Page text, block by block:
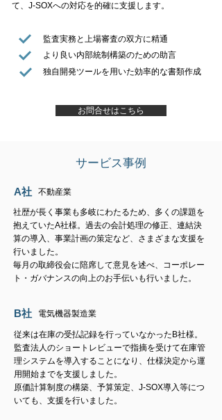
て、J-SOXへの対応を的確に支援します。
監査実務と上場審査の双方に精通
より良い内部統制構築のための助言
独自開発ツールを用いた効率的な書類作成
お問合せはこちら
サービス事例
A社 不動産業
社歴が長く事業も多岐にわたるため、多くの課題を
抱えていたA社様。過去の会計処理の修正、連結決
算の導入、事業計画の策定など、さまざまな支援を
行いました。
毎月の取締役会に陪席して意見を述べ、コーポレー
ト・ガバナンスの向上のお手伝いも行いました。
B社 ​電気機器製造業
従来は在庫の受払記録を行っていなかったB社様。
監査法人のショートレビューで指摘を受けて在庫管
理システムを導入することになり、仕様決定から運
用開始までを支援しました。
原価計算制度の構築、予算策定、J-SOX導入等につ
いても、支援を行いました。